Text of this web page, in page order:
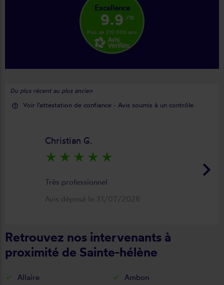
Excellence
9.9 /10
Plus de 210 000 avis
Du plus récent au plus ancien
help_outline Voir l'attestation de confiance - Avis soumis à un contrôle
keyboard_arrow_right
Christian G.
star_rate star_rate star_rate star_rate star_rate
Très professionnel
Avis déposé le 31/07/2026
Retrouvez nos intervenants à
proximité de Sainte-hélène
Allaire
Ambon